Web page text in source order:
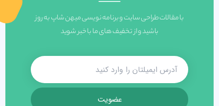
با مقالات طراحی سایت و برنامه نویسی میهن شاپ به روز
باشید و از تخفیف های ما با خبر شوید
عضویت